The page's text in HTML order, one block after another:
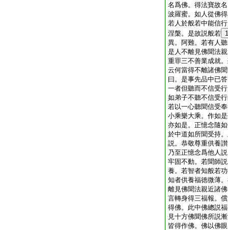
名爲佛。得法寶故
波羅蜜。如人從佛
若人於般若中能信
涅槃。是故説般若
異。阿難。若有人
是人不離見佛聞法
重罪三不善業成就
云何當得不離諸佛
曰。是事先品中已
一者但聽而不信受
如弟子不聽不信受
若以一心聽聞信受
小乘樂大乘。作如
亦如是。正憶念隨
於中道如所聞受持
説。恭敬尊重供養
乃至正憶念爲他人
牢固不動。若聞師
養。若智者知般若
知者供養福徳微薄
離見佛聞法親近諸
言轉身得三福報。
得佛。此中佛總説
見十方佛聞佛所説
皆得作佛。佛以佛